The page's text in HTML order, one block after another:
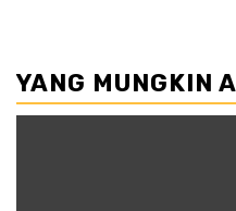
YANG MUNGKIN